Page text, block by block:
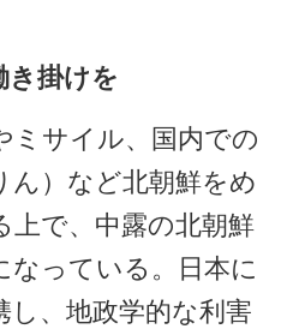
き掛けを
サイル、国内での
ん）など北朝鮮をめ
上で、中露の北朝鮮
なっている。日本に
し、地政学的な利害